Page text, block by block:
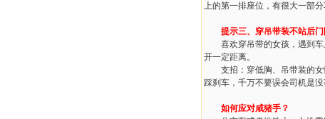
上的第一排座位，有很大一部
提示三、穿吊带装不站后门
喜欢穿吊带的女孩，遇到车
开一定距离。
支招：穿低胸、吊带装的女性
踩刹车，千万不要误会司机是
如何应对咸猪手？